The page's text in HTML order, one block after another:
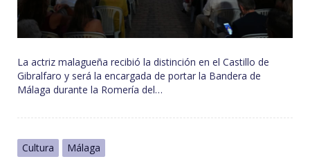
La actriz malagueña recibió la distinción en el Castillo de
Gibralfaro y será la encargada de portar la Bandera de
Málaga durante la Romería del…
Cultura Málaga